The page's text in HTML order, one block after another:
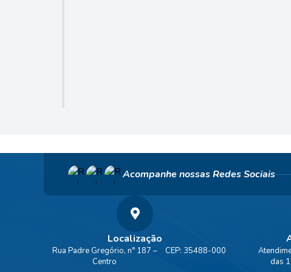
Acompanhe nossas Redes Sociais
Localização
Rua Padre Gregório, n° 187 –
Centro
CEP: 35488-000
das